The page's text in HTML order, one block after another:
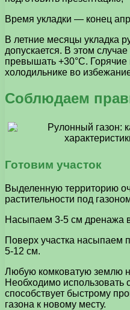
Время укладки — конец
В летние месяцы укладка
допускается. В этом
превышать +30°C.
холодильнике во
Соблюдаем
Готовим участок
Выделенную территорию
растительности под
Насыпаем 3-5 см дренажа
Поверх участка насыпаем
5-12 см.
Любую комковатую землю
Необходимо использовать
способствует быстрому
газона к новому месту.